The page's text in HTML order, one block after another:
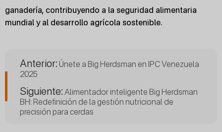
ganadería, contribuyendo a la seguridad alimentaria
mundial y al desarrollo agrícola sostenible.
Anterior: Únete a Big Herdsman en IPC Venezuela
2025
Siguiente: Alimentador inteligente Big Herdsman
BH: Redefinición de la gestión nutricional de
precisión para cerdas